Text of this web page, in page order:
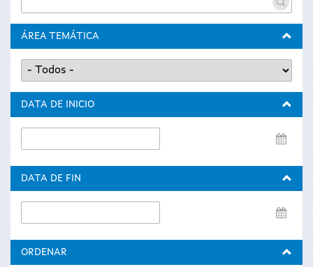
ÁREA TEMÁTICA
DATA DE INICIO
de
DATA DE FIN
de
ORDENAR